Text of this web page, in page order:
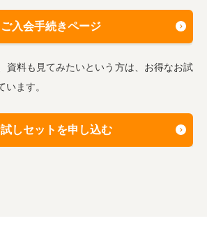
ご入会手続きページ
資料も見てみたいという方は、お得なお試
います。
しセットを申し込む